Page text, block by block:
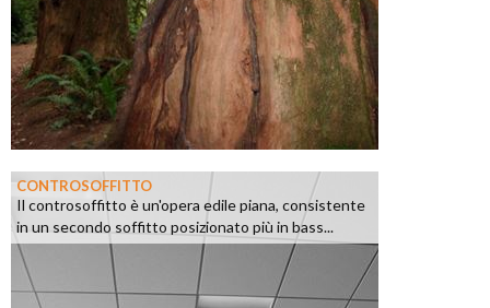
CONTROSOFFITTO
Il controsoffitto è un'opera edile piana, consistente
in un secondo soffitto posizionato più in bass...